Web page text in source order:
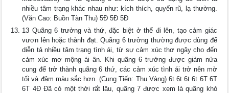
nhiều tâm trạng khác nhau như: kích thích, quyến rũ, lạ thường.
(Văn Cao: Buồn Tàn Thu) 5Đ 5Đ 5Đ
13 Quãng 6 trưởng và thứ, đặc biệt ở thể đi lên, tạo cảm giác
vươn lên hoặc thành đạt. Quãng 6 trưởng thường được dùng để
diễn tả nhiều tâm trạng tình ái, từ sự cảm xúc thơ ngây cho đến
cảm xúc mơ mộng ái ân. Khi quãng 6 trưởng được giảm nửa
cung để trở thành quãng 6 thứ, các cảm xúc tình ái trở nên mờ
tối và đậm màu sắc hơn. (Cung Tiến: Thu Vàng) 6t 6t 6t 6t 6T 6T
6T 4Đ Đã có một thời rất lâu, quãng 7 được xem là quãng khó